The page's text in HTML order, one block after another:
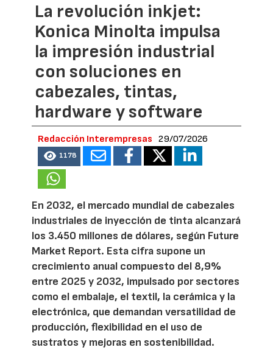
La revolución inkjet:
Konica Minolta impulsa
la impresión industrial
con soluciones en
cabezales, tintas,
hardware y software
Redacción Interempresas 29/07/2026
1178
En 2032, el mercado mundial de cabezales
industriales de inyección de tinta alcanzará
los 3.450 millones de dólares, según Future
Market Report. Esta cifra supone un
crecimiento anual compuesto del 8,9%
entre 2025 y 2032, impulsado por sectores
como el embalaje, el textil, la cerámica y la
electrónica, que demandan versatilidad de
producción, flexibilidad en el uso de
sustratos y mejoras en sostenibilidad.